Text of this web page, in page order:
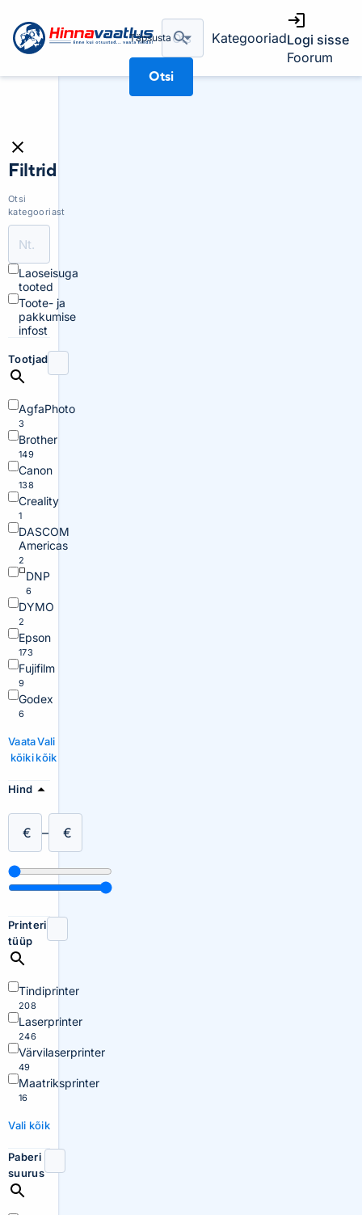
Täpsusta
Otsi
KategooriadLogi sisse
Foorum
Filtrid
Otsi
kategooriast
Laoseisuga
tooted
Toote- ja
pakkumise
infost
Tootjad
AgfaPhoto
3
Brother
149
Canon
138
Creality
1
DASCOM
Americas
2
DNP
6
DYMO
2
Epson
173
Fujifilm
9
Godex
6
Vaata
kõiki
Vali
kõik
Hind
€ – €
Printeri
tüüp
Tindiprinter
208
Laserprinter
246
Värvilaserprinter
49
Maatriksprinter
16
Vali kõik
Paberi
suurus